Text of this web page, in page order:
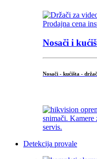
Nosači i
Nosači - kućišta -
Detekcija provale